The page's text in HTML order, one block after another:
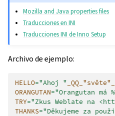
Mozilla and Java properties files
Traducciones en INI
Traducciones INI de Inno Setup
Archivo de ejemplo:
HELLO="Ahoj "
ORANGUTAN="Orangutan má
TRY="Zkus Weblate na
THANKS="Děkujeme za